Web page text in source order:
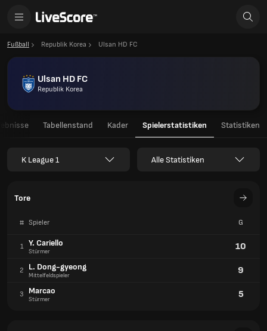
Fußball Republik Korea Ulsan HD FC
Ulsan HD FC
Republik Korea
Tabellenstand Kader Spielerstatistiken Statistiken
K League 1 Alle Statistiken
Tore
# Spieler G
1 Y. Cariello
Stürmer 10
2 L. Dong-gyeong
Mittelfeldspieler 9
3 Marcao
Stürmer 5